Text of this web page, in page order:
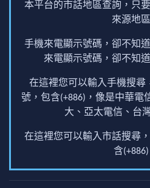
本平台的市話地區查詢，只
來源地區
手機來電顯示號碼，卻不知
來電顯示號碼，卻不知
在這裡您可以輸入手機搜尋
號，包含(+886)，像是中華電
大、亞太電信、台
在這裡您可以輸入市話搜尋
含(+886)